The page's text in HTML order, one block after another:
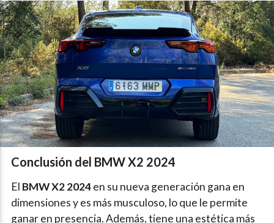
Conclusión del BMW X2 2024
El BMW X2 2024en su nueva generación gana en
dimensiones y es más musculoso, lo que le permite
ganar en presencia. Además, tiene una estética más